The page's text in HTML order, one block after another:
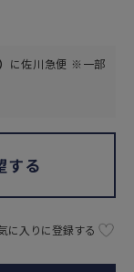
に佐川急便 ※一部
する
に入りに登録する